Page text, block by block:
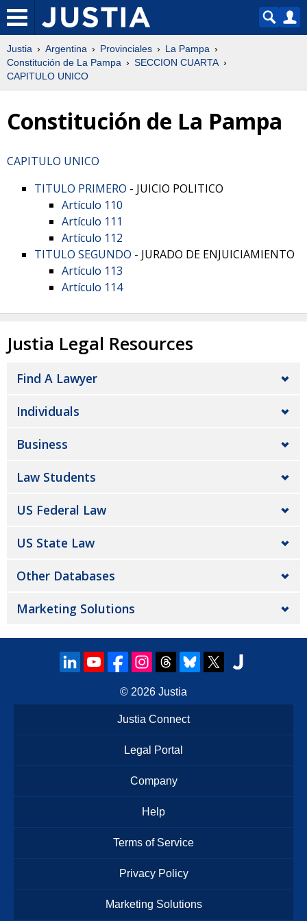
Justia Argentina Provinciales
La Pampa
Constitución de La Pampa
SECCION CUARTA
CAPITULO UNICO
Constitución de La Pampa
CAPITULO UNICO
TITULO PRIMERO - JUICIO POLITICO
Artículo 110
Artículo 111
Artículo 112
TITULO SEGUNDO - JURADO DE ENJUICIAMIENTO
Artículo 113
Artículo 114
Justia Legal Resources
Find A Lawyer
Individuals
Business
Law Students
US Federal Law
US State Law
Other Databases
Marketing Solutions
© 2026 Justia
Justia Connect
Legal Portal
Company
Help
Terms of Service
Privacy Policy
Marketing Solutions